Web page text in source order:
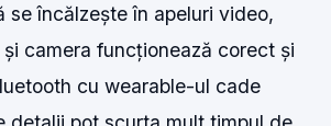
se încălzește în apeluri video,
camera funcționează corect și
cu wearable-ul cade